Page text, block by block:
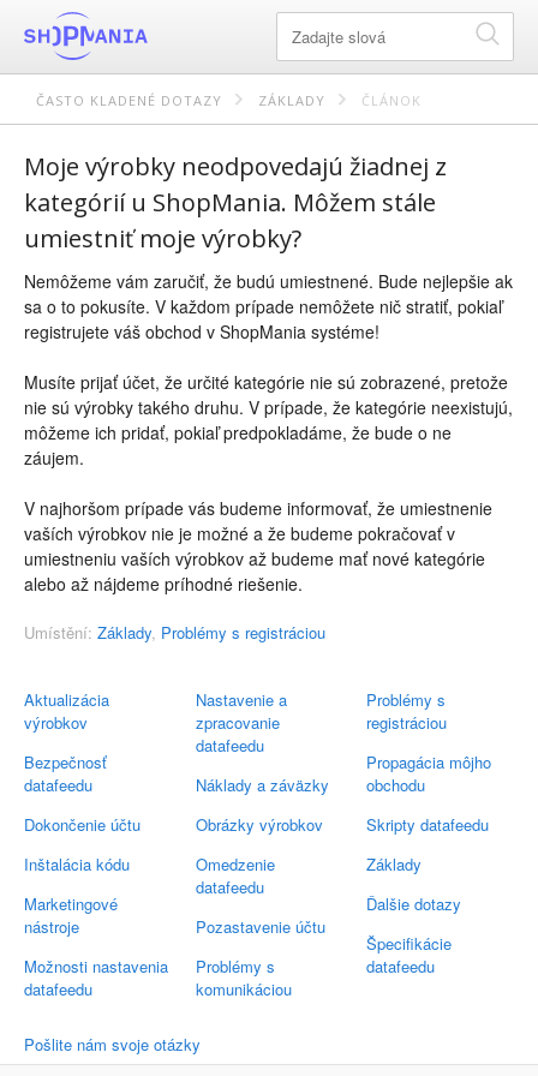
ČASTO KLADENÉ DOTAZY ZÁKLADY ČLÁNOK
Aktualizácia
výrobkov
Bezpečnosť
datafeedu
Dokončenie účtu
Inštalácia kódu
Marketingové
nástroje
Možnosti nastavenia
datafeedu
Nastavenie a
zpracovanie
datafeedu
Náklady a záväzky
Obrázky výrobkov
Omedzenie
datafeedu
Pozastavenie účtu
Problémy s
komunikáciou
Problémy s
registráciou
Propagácia môjho
obchodu
Skripty datafeedu
Základy
Ďalšie dotazy
Špecifikácie
datafeedu
Moje výrobky neodpovedajú žiadnej z
kategórií u ShopMania. Môžem stále
umiestniť moje výrobky?
Nemôžeme vám zaručiť, že budú umiestnené. Bude nejlepšie ak
sa o to pokusíte. V každom prípade nemôžete nič stratiť, pokiaľ
registrujete váš obchod v ShopMania systéme!
Musíte prijať účet, že určité kategórie nie sú zobrazené, pretože
nie sú výrobky takého druhu. V prípade, že kategórie neexistujú,
môžeme ich pridať, pokiaľ predpokladáme, že bude o ne
záujem.
V najhoršom prípade vás budeme informovať, že umiestnenie
vaších výrobkov nie je možné a že budeme pokračovať v
umiestneniu vaších výrobkov až budeme mať nové kategórie
alebo až nájdeme príhodné riešenie.
Umístění: Základy, Problémy s registráciou
Pošlite nám svoje otázky